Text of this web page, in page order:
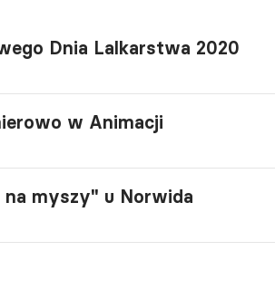
Dnia Lalkarstwa 2020
w Animacji
na myszy" u Norwida